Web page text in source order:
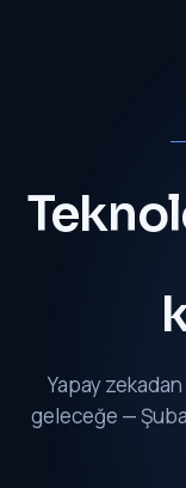
Yapay
geleceğe —